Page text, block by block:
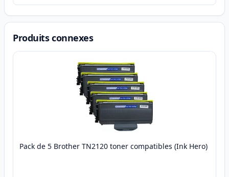
Produits connexes
Pack de 5 Brother TN2120 toner compatibles (Ink Hero)